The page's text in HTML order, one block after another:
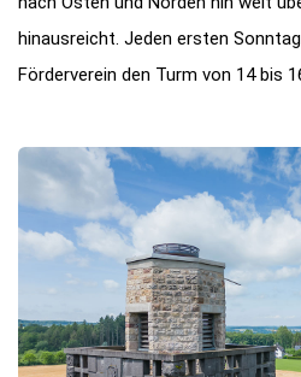
hinausreicht. Jeden ersten
Förderverein den Turm von 14 bis